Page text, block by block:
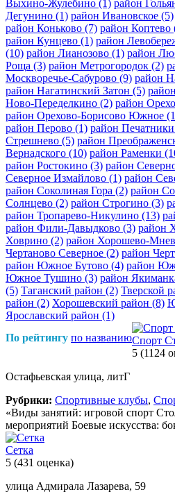
Выхино-Жулебино (1) район
Дегунино (1) район Ивановское (5)
район Коньково (7) район Коптево
район Кунцево (1) район
(10) район Лианозово (1) район
Роща (3) район Метрогородок (2)
Москворечье-Сабурово (9) район
район Нагатинский Затон (5)
Ново-Переделкино (2) район
район Орехово-Борисово Южное
район Перово (1) район Печатники
Стрешнево (5) район
Вернадского (10) район Раменки
район Ростокино (3) район
Северное Измайлово (1) район
район Соколиная Гора (2) район
Солнцево (2) район Строгино (3)
район Тропарево-Никулино (13)
район Фили-Давыдково (3) район
Ховрино (2) район Хорошево-
Чертаново Северное (2) район
район Южное Бутово (4) район
Южное Тушино (3) район
(5) Таганский район (2) Тверской
район (2) Хорошевский район (8)
Ярославский район (1)
По рейтингу по названиюСпорт
5 (1124
Остафьевская улица, литГ
Рубрики: Спортивные клубы,
«Виды занятий: игровой спорт
мероприятий Боевые искусства:
Сетка
5 (431 оценка)
улица Адмирала Лазарева, 59